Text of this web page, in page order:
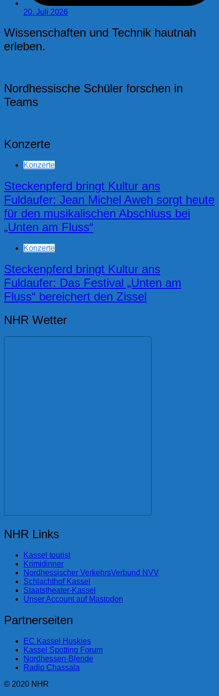
20. Juli 2026
Wissenschaften und Technik hautnah
erleben.
Nordhessische Schüler forschen in
Teams
Konzerte
Konzerte
Steckenpferd bringt Kultur ans
Fuldaufer: Jean Michel Aweh sorgt heute
für den musikalischen Abschluss bei
„Unten am Fluss“
Konzerte
Steckenpferd bringt Kultur ans
Fuldaufer: Das Festival „Unten am
Fluss“ bereichert den Zissel
NHR Wetter
NHR Links
Kassel tourist
Krimidinner
Nordhessischer VerkehrsVerbund NVV
Schlachthof Kassel
Staatstheater-Kassel
Unser Account auf Mastodon
Partnerseiten
EC Kassel Huskies
Kassel Spotting Forum
Nordhessen-Blende
Radio Chassala
© 2020 NHR